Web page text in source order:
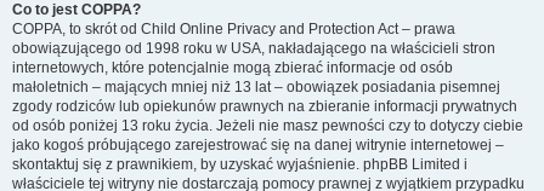
Co to jest COPPA?
COPPA, to skrót od Child Online Privacy and Protection Act – prawa
obowiązującego od 1998 roku w USA, nakładającego na właścicieli stron
internetowych, które potencjalnie mogą zbierać informacje od osób
małoletnich – mających mniej niż 13 lat – obowiązek posiadania pisemnej
zgody rodziców lub opiekunów prawnych na zbieranie informacji prywatnych
od osób poniżej 13 roku życia. Jeżeli nie masz pewności czy to dotyczy ciebie
jako kogoś próbującego zarejestrować się na danej witrynie internetowej –
skontaktuj się z prawnikiem, by uzyskać wyjaśnienie. phpBB Limited i
właściciele tej witryny nie dostarczają pomocy prawnej z wyjątkiem przypadku